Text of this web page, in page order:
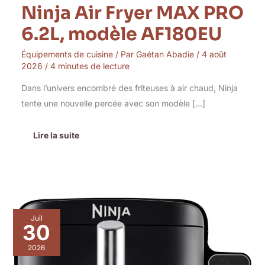
Ninja Air Fryer MAX PRO
6.2L, modèle AF180EU
Équipements de cuisine/ Par Gaétan Abadie / 4 août
2026 / 4 minutes de lecture
Dans l’univers encombré des friteuses à air chaud, Ninja
tente une nouvelle percée avec son modèle […]
Lire la suite
Juil
30
2026
Test
Ninja
SL300EU
:
friteuse